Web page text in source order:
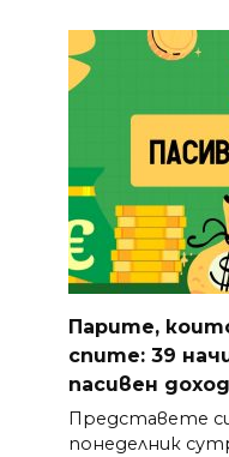
Парите,
спите: 39
пасивен доход
Представете
понеделник